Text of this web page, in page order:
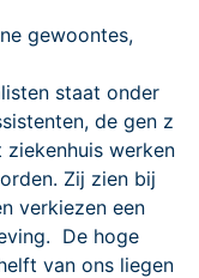
gewoontes,
staat onder
de gen z
werken
Zij zien bij
verkiezen een
De hoge
van ons liegen